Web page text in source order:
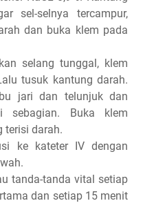
sel-selnya tercampur,
dan buka klem pada
selang tunggal, klem
tusuk kantung darah.
jari dan telunjuk dan
sebagian. Buka klem
terisi darah.
ke kateter IV dengan
tanda-tanda vital setiap
dan setiap 15 menit